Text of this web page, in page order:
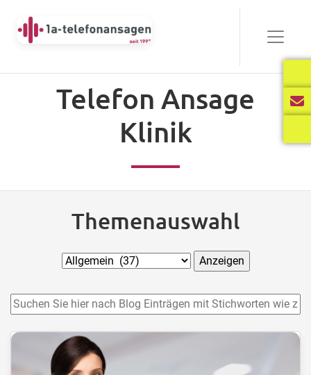
Telefon Ansage
Klinik
Themenauswahl